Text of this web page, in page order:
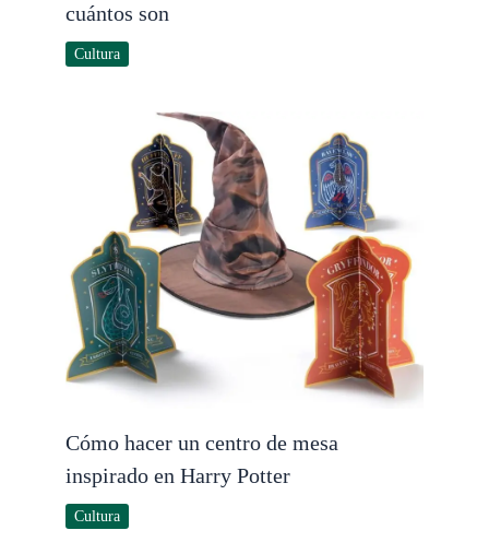
cuántos son
Cultura
Cómo hacer un centro de mesa
inspirado en Harry Potter
Cultura